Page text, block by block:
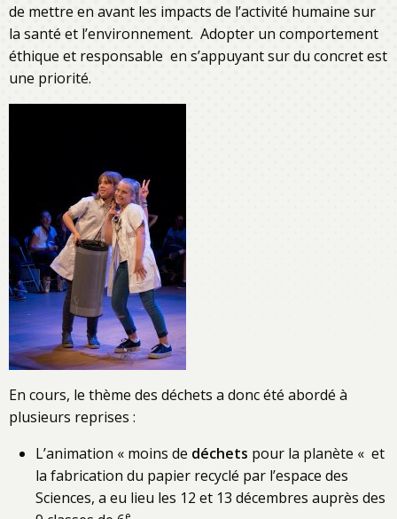
de mettre en avant les impacts de l’activité humaine sur
la santé et l’environnement. Adopter un comportement
éthique et responsable en s’appuyant sur du concret est
une priorité.
En cours, le thème des déchets a donc été abordé à
plusieurs reprises :
L’animation « moins de déchets pour la planète « et
la fabrication du papier recyclé par l’espace des
Sciences, a eu lieu les 12 et 13 décembres auprès des
e